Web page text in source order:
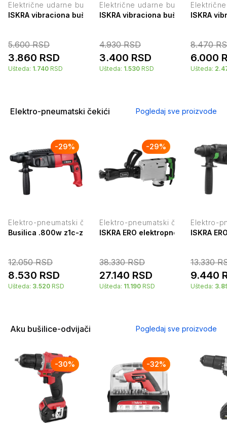
Električne udarne bušilice
ISKRA vibraciona bušilica 600 W Z1J-HF-13E-2
5.600RSD
3.860 RSD
Ušteda: 1.740 RSD
Električne udarne bušilice
ISKRA vibraciona bušilica 600W
4.930RSD
3.400 RSD
Ušteda: 1.530 RSD
ISKRA
8.470
6.000
Ušteda:
Elektro-pneumatski čekići Pogledaj sve proizvode
-29%
Elektro-pneumatski čekići
Busilica .800w z1c-zt3-26 iskra 60236
12.050RSD
8.530 RSD
Ušteda: 3.520 RSD
-29%
Elektro-pneumatski čekići
ISKRA ERO elektropneumatski
38.330RSD
27.140 RSD
Ušteda: 11.190 RSD
Elektro-
ISKRA
13.330
9.440
Ušteda:
Aku bušilice-odvijači Pogledaj sve proizvode
-30% -32%